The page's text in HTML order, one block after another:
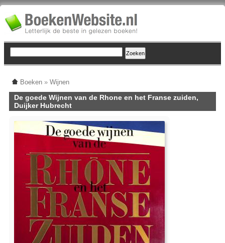
Boeken » Wijnen
De goede Wijnen van de Rhone en het Franse zuiden,
Duijker Hubrecht